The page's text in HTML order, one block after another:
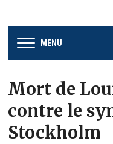
MENU
Mort de
contre le
Stockholm